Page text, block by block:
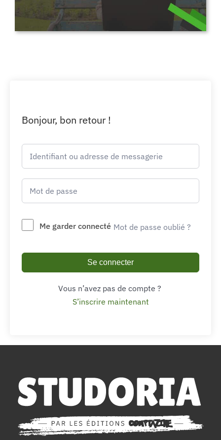
Bonjour, bon retour !
Me garder connecté Mot de passe oublié ?
Se connecter
Vous n’avez pas de compte ?
S’inscrire maintenant